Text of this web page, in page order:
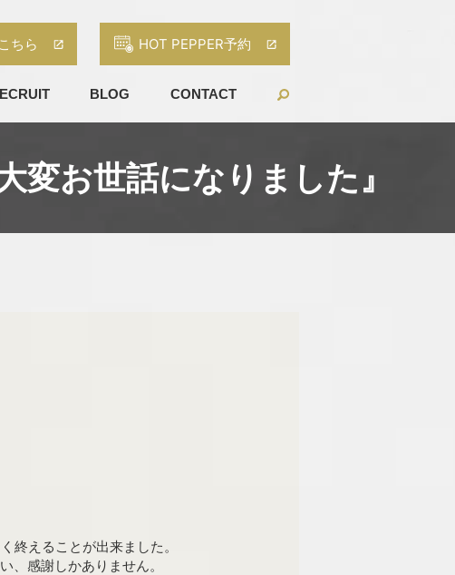
ちら HOT PEPPER予約
BLOG CONTACT
変お世話になりました』
終えることが出来ました。
、感謝しかありません。